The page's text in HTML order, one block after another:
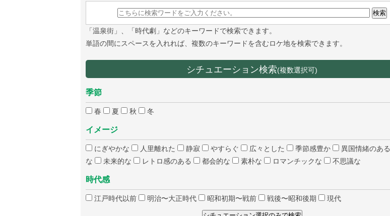
「温泉街」、「時代劇」などのキーワードで検索できます。
単語の間にスペースを入れれば、複数のキーワードを含むロケ地を検索できます。
シチュエーション検索(複数選択可)
季節
春 夏 秋 冬
イメージ
にぎやかな 人里離れた 静寂 やすらぐ 広々とした 季節感豊か 異国情緒のある
な
未来的な レトロ感のある 都会的な 素朴な ロマンチックな 不思議な
時代感
江戸時代以前 明治〜大正時代 昭和初期〜戦前 戦後〜昭和後期 現代